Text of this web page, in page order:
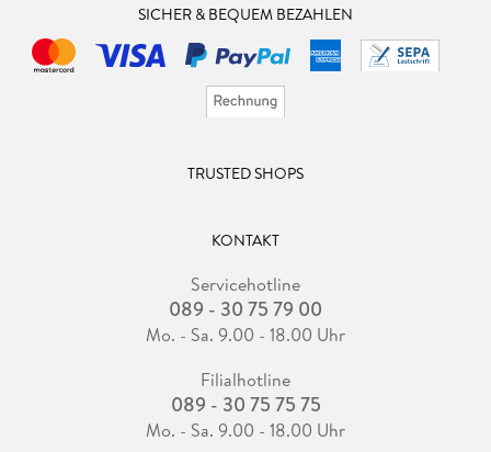
SICHER & BEQUEM BEZAHLEN
TRUSTED SHOPS
KONTAKT
Servicehotline
089 - 30 75 79 00
Mo. - Sa. 9.00 - 18.00 Uhr
Filialhotline
089 - 30 75 75 75
Mo. - Sa. 9.00 - 18.00 Uhr